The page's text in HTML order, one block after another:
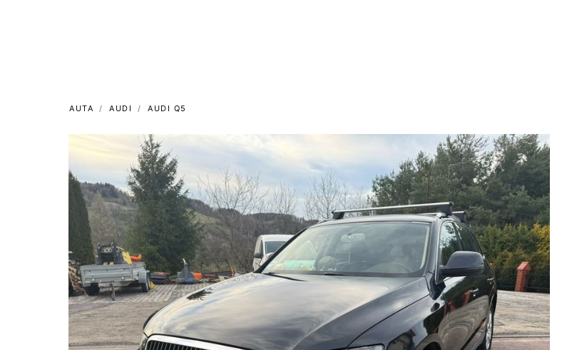
AUTA AUDI AUDI Q5